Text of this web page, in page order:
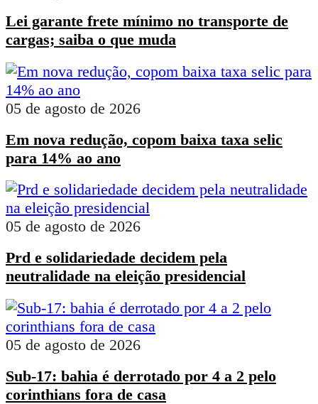
Lei garante frete mínimo no transporte de
cargas; saiba o que muda
05 de agosto de 2026
Em nova redução, copom baixa taxa selic
para 14% ao ano
05 de agosto de 2026
Prd e solidariedade decidem pela
neutralidade na eleição presidencial
05 de agosto de 2026
Sub-17: bahia é derrotado por 4 a 2 pelo
corinthians fora de casa